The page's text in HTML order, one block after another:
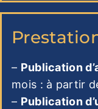
– Publication
mois : à partir
– Publication